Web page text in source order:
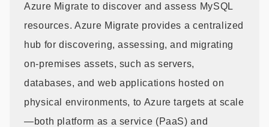
Azure Migrate to discover and assess MySQL
resources. Azure Migrate provides a centralized
hub for discovering, assessing, and migrating
on-premises assets, such as servers,
databases, and web applications hosted on
physical environments, to Azure targets at scale
—both platform as a service (PaaS) and